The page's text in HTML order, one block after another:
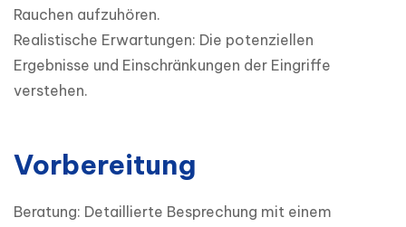
Rauchen aufzuhören.
Realistische Erwartungen: Die potenziellen
Ergebnisse und Einschränkungen der Eingriffe
verstehen.
Vorbereitung
Beratung: Detaillierte Besprechung mit einem